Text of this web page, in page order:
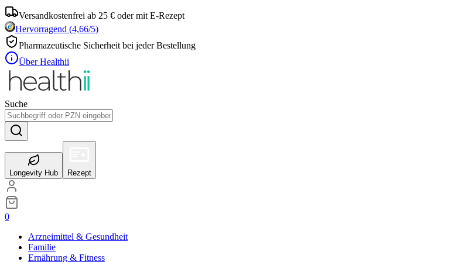
Versandkostenfrei ab 25 € oder mit E-Rezept
Hervorragend (4,66/5)
Pharmazeutische Sicherheit bei jeder Bestellung
Über Healthii
Suche
Longevity Hub Rezept
0
Arzneimittel & Gesundheit
Familie
Ernährung & Fitness